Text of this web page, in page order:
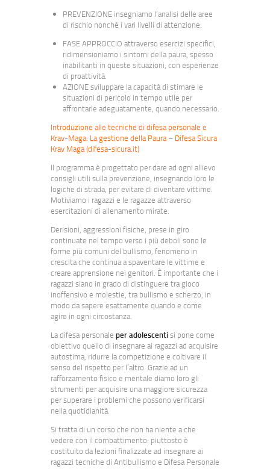
PREVENZIONE insegniamo l’analisi delle aree
di rischio nonché i vari livelli di attenzione.
FASE APPROCCIO attraverso esercizi specifici,
ridimensioniamo i sintomi della paura, spesso
inabilitanti in queste situazioni, con esperienze
di proattività.
AZIONE sviluppare la capacità di stimare le
situazioni di pericolo in tempo utile per
affrontarle adeguatamente, quando necessario.
Introduzione alle tecniche di difesa personale e
Krav-Maga: La gestione della Paura – Difesa Sicura
Krav Maga (difesa-sicura.it)
Il programma è progettato per dare ad ogni allievo
consigli utili sulla prevenzione, insegnando loro le
logiche di strada, per evitare di diventare vittime.
Motiviamo i ragazzi e le ragazze attraverso
esercitazioni di allenamento mirate.
Derisioni, aggressioni fisiche, prese in giro
continuate nel tempo verso i più deboli sono le
forme più comuni del bullismo, fenomeno in
crescita che continua a spaventare le vittime e
creare apprensione nei genitori. È importante che i
ragazzi siano in grado di distinguere tra gioco
inoffensivo e molestie, tra bullismo e scherzo, in
modo da sapere esattamente quando e come
agire in ogni circostanza.
La difesa personale per adolescentisi pone come
obiettivo quello di insegnare ai ragazzi ad acquisire
autostima, ridurre la competizione e coltivare il
senso del rispetto per l’altro. Grazie ad un
rafforzamento fisico e mentale diamo loro gli
strumenti per acquisire una maggiore sicurezza
per superare i problemi che possono verificarsi
nella quotidianità.
Si tratta di un corso che non ha niente a che
vedere con il combattimento: piuttosto è
costituito da lezioni finalizzate ad insegnare ai
ragazzi tecniche di Antibullismo e Difesa Personale